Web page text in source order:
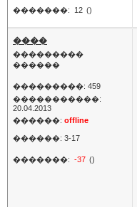
�������: 12 ()
����
���������
������
���������: 459
�����������:
20.04.2013
������: offline
������: 3-17
�������: -37 ()